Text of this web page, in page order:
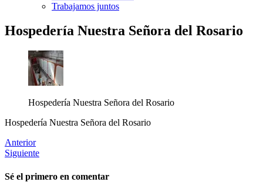
Trabajamos juntos
Hospedería Nuestra Señora del Rosario
Hospedería Nuestra Señora del Rosario
Hospedería Nuestra Señora del Rosario
Anterior
Siguiente
Sé el primero en comentar